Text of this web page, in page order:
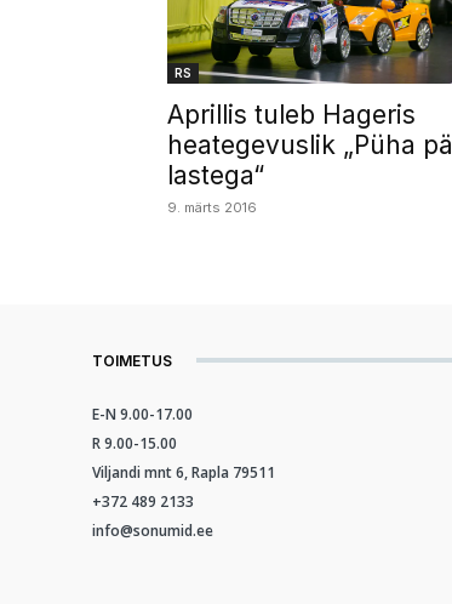
RS
Aprillis tuleb Hageris
heategevuslik „Püha
lastega“
9. märts 2016
TOIMETUS
E-N 9.00-17.00
R 9.00-15.00
Viljandi mnt 6, Rapla 79511
+372 489 2133
info@sonumid.ee